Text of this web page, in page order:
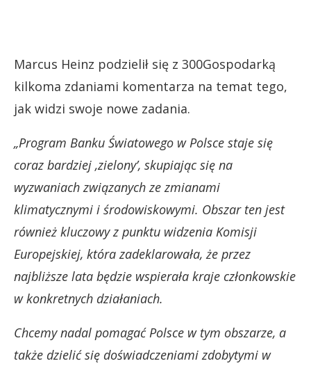
Marcus Heinz podzielił się z 300Gospodarką
kilkoma zdaniami komentarza na temat tego,
jak widzi swoje nowe zadania.
„Program Banku Światowego w Polsce staje się
coraz bardziej ‚zielony’, skupiając się na
wyzwaniach związanych ze zmianami
klimatycznymi i środowiskowymi. Obszar ten jest
również kluczowy z punktu widzenia Komisji
Europejskiej, która zadeklarowała, że przez
najbliższe lata będzie wspierała kraje członkowskie
w konkretnych działaniach.
Chcemy nadal pomagać Polsce w tym obszarze, a
także dzielić się doświadczeniami zdobytymi w